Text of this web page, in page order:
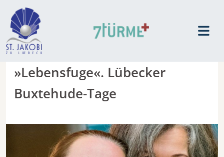
»Lebensfuge«. Lübecker
Buxtehude-Tage